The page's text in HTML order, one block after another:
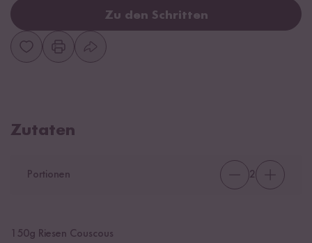
Zu den Schritten
Zutaten
Portionen 2
150g Riesen Couscous